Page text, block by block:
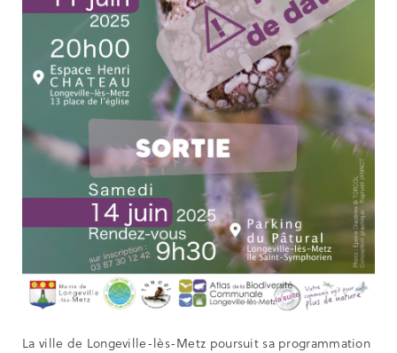
La ville de Longeville-lès-Metz poursuit sa programmation